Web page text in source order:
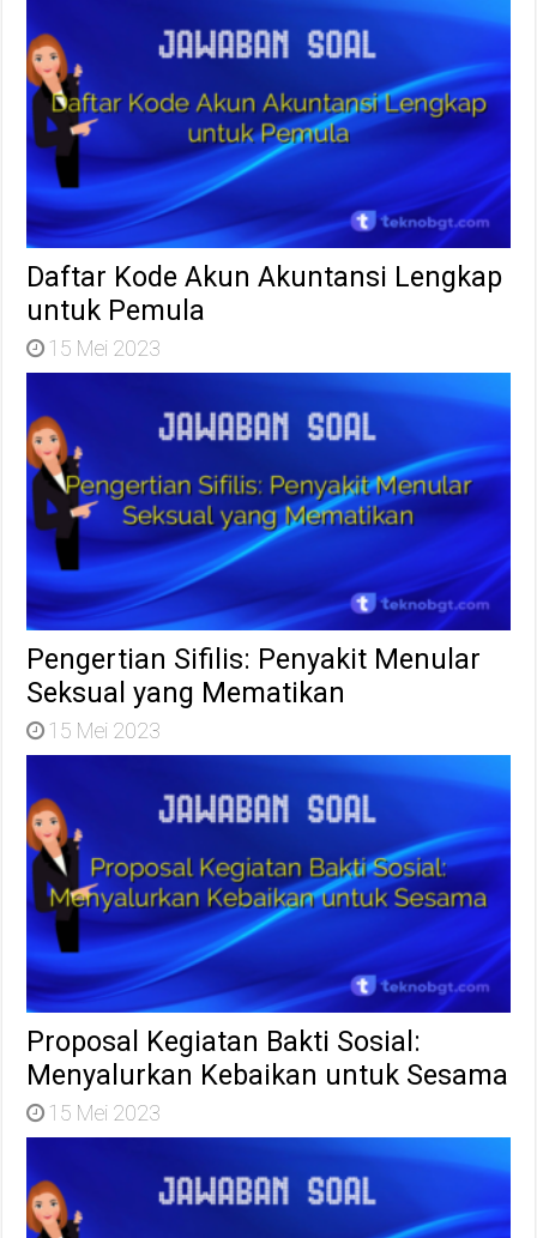
Daftar Kode Akun Akuntansi Lengkap
untuk Pemula
15 Mei 2023
Pengertian Sifilis: Penyakit Menular
Seksual yang Mematikan
15 Mei 2023
Proposal Kegiatan Bakti Sosial:
Menyalurkan Kebaikan untuk Sesama
15 Mei 2023